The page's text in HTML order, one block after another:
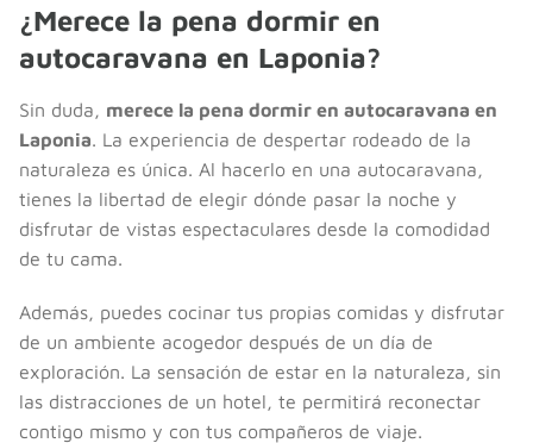
¿Merece la pena dormir en
autocaravana en Laponia?
Sin duda, merece la pena dormir en autocaravana en
Laponia. La experiencia de despertar rodeado de la
naturaleza es única. Al hacerlo en una autocaravana,
tienes la libertad de elegir dónde pasar la noche y
disfrutar de vistas espectaculares desde la comodidad
de tu cama.
Además, puedes cocinar tus propias comidas y disfrutar
de un ambiente acogedor después de un día de
exploración. La sensación de estar en la naturaleza, sin
las distracciones de un hotel, te permitirá reconectar
contigo mismo y con tus compañeros de viaje.